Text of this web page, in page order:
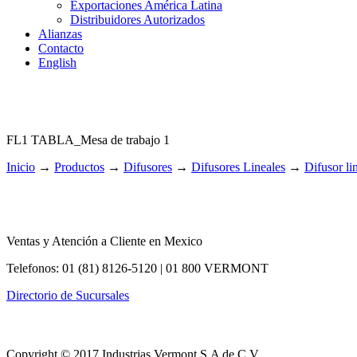
Exportaciones América Latina
Distribuidores Autorizados
Alianzas
Contacto
English
FL1 TABLA_Mesa de trabajo 1
Inicio → Productos → Difusores → Difusores Lineales → Difusor
Ventas y Atención a Cliente en Mexico
Telefonos: 01 (81) 8126-5120 | 01 800 VERMONT
Directorio de Sucursales
Copyright © 2017 Industrias Vermont S.A de C.V.